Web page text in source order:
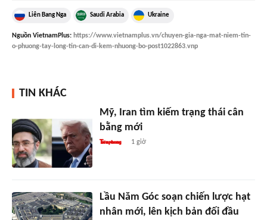
Liên Bang Nga Saudi Arabia Ukraine
Nguồn VietnamPlus: https://www.vietnamplus.vn/chuyen-gia-nga-mat-niem-tin-
o-phuong-tay-long-tin-can-di-kem-nhuong-bo-post1022863.vnp
TIN KHÁC
Mỹ, Iran tìm kiếm trạng thái cân
bằng mới
1 giờ
Lầu Năm Góc soạn chiến lược hạt
nhân mới, lên kịch bản đối đầu